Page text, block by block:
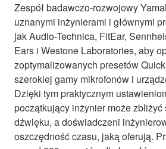
Zespół badawczo-rozwojowy
uznanymi inżynierami i głównymi
jak Audio-Technica, FitEar,
Ears i Westone Laboratories, aby
zoptymalizowanych presetów
szerokiej gamy mikrofonów i
Dzięki tym praktycznym
początkujący inżynier może
dźwięku, a doświadczeni
oszczędność czasu, jaką oferują.